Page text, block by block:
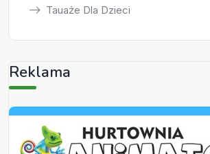
Tauaże Dla Dzieci
Reklama